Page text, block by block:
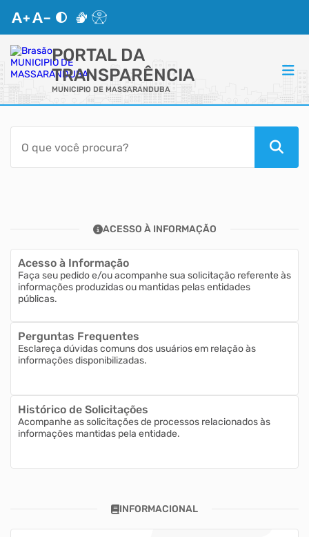
PORTAL DA
TRANSPARÊNCIA
MUNICIPIO DE MASSARANDUBA
ACESSO RÁPIDO
Acessibilidade
Autoatendimento
Mapa do Site
ACESSO À INFORMAÇÃO
Acesso à Informação
Faça seu pedido e/ou acompanhe sua solicitação referente às
informações produzidas ou mantidas pelas entidades
públicas.
Perguntas Frequentes
Esclareça dúvidas comuns dos usuários em relação às
informações disponibilizadas.
Histórico de Solicitações
Acompanhe as solicitações de processos relacionados às
informações mantidas pela entidade.
INFORMACIONAL